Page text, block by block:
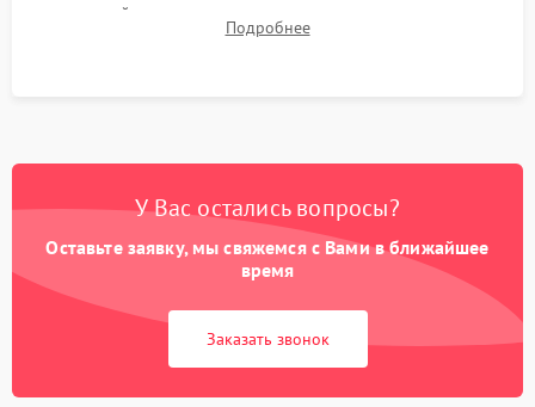
до нужной температуры, отсутствия посторонних шумов,
штатного слива и абсолютной сухости в поддоне.
Подробнее
У Вас остались вопросы?
Оставьте заявку, мы свяжемся с Вами в ближайшее
время
Заказать звонок